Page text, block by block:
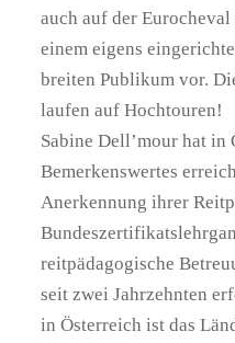
auch auf der
einem eigens
breiten Publikum vor.
laufen auf Hochtouren!
Sabine Dell’mour hat in
Bemerkenswertes
Anerkennung ihrer
reitpädagogische
seit zwei Jahrzehnten
in Österreich ist das